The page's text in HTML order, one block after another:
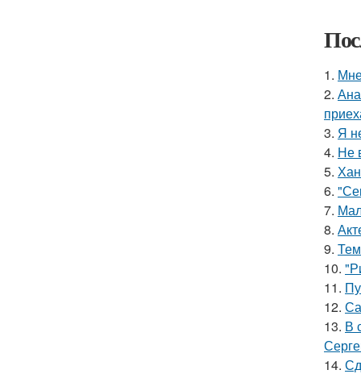
1.
2.
3. Я
4. Не
5.
6.
7.
8.
9.
10.
11.
12.
13. В
14.